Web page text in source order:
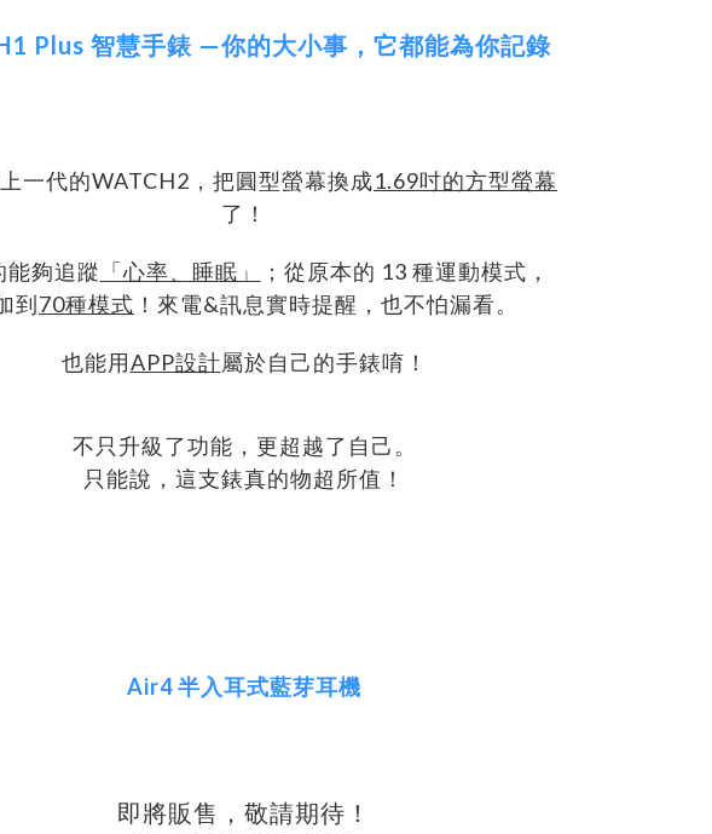
Plus 智慧手錶 —你的大小事，它都能為你記錄
一代的WATCH2，把圓型螢幕換成1.69吋的方型螢幕
了！
能夠追蹤 「心率、睡眠」
；從原本的 13 種運動模式，
到70種模式 ！來電&訊息實時提醒，也不怕漏看。
也能用APP設計屬於自己的手錶唷！
不只升級了功能，更超越了自己。
只能說，這支錶真的物超所值！
Air4 半入耳式藍芽耳機
即將販售，敬請期待！